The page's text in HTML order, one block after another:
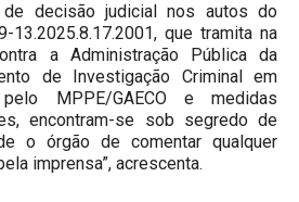
de decisão judicial nos autos do
13.2025.8.17.2001, que tramita na
a Administração Pública da
de Investigação Criminal em
MPPE/GAECO e medidas
encontram-se sob segredo de
o órgão de comentar qualquer
imprensa”, acrescenta.